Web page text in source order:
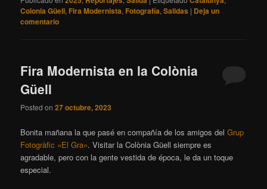
Colonia Güell, Fira Modernista, Fotografía,Salidas | Deja un
comentario
Fira Modernista en la Colònia
Güell
Posted on27 octubre, 2023
Bonita mañana la que pasé en compañía de los amigos delGrup
Fotogràfic «El Gra». Visitar la Colònia Güell siempre es
agradable, pero con la gente vestida de época, le da un toque
especial.